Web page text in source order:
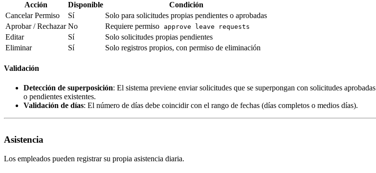
Acción Disponible
Condición
Cancelar Permiso
Sí
Solo para solicitudes propias pendientes o aprobadas
Aprobar / Rechazar No Requiere permiso approve leave requests
Editar Sí
Solo solicitudes propias pendientes
Eliminar
Sí Solo registros propios, con permiso de eliminación
Validación
Detección de superposición: El sistema previene enviar solicitudes que se superpongan con solicitudes aprobadas
o pendientes existentes.
Validación de días: El número de días debe coincidir con el rango de fechas (días completos o medios días).
Asistencia
Los empleados pueden registrar su propia asistencia diaria.